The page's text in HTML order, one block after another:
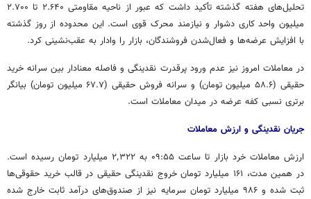
تحلیل‌های هفته گذشته تأکید داشت که عبور از ناحیه مقاومتی ۲.۶۴۰ تا ۲.۷۰۰
میلیون واحد کاری دشوار و نیازمند محرک قوی است. این محدوده از روز گذشته
با افزایش عرضه‌ها و فعال‌شدن فروشندگان، بازار را وادار به عقب‌نشینی کرد.
در معاملات امروز نیز عدم ورود پرقدرت نقدینگی و فاصله معنادار بین سرانه خرید
حقیقی (۵۸.۶ میلیون تومان) و سرانه فروش حقیقی (۶۷.۷ میلیون تومان) بیانگر
برتری نسبی کفه عرضه در میدان معاملات است.
جریان نقدینگی و ارزش معاملات
ارزش معاملات خرد بازار تا ساعت ۰۹:۵۵ به ۲٬۳۲۲ میلیارد تومان رسیده است.
در همین مدت، ۱۶۱ میلیارد تومان خروج نقدینگی حقیقی در قالب خرید حقوقی‌ها
ثبت شده و ۹۸۶ میلیارد تومان سرمایه نیز از صندوق‌های درآمد ثابت خارج شده